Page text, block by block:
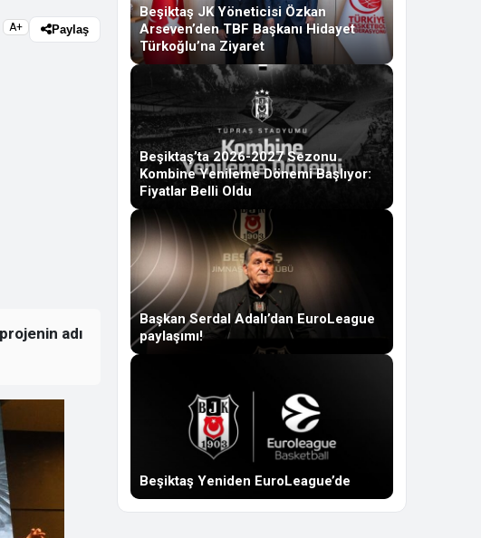
A+ Paylaş
adı
Beşiktaş JK Yöneticisi Özkan
Arseven’den TBF Başkanı Hidayet
Türkoğlu’na Ziyaret
Beşiktaş’ta 2026-2027 Sezonu
Kombine Yenileme Dönemi Başlıyor:
Fiyatlar Belli Oldu
Başkan Serdal Adalı’dan EuroLeague
paylaşımı!
Beşiktaş Yeniden EuroLeague’de